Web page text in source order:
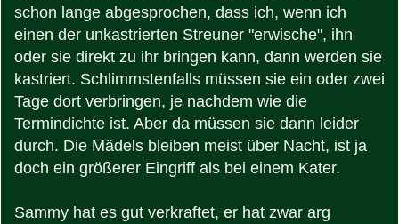
schon lange abgesprochen, dass ich, wenn ich
einen der unkastrierten Streuner "erwische", ihn
oder sie direkt zu ihr bringen kann, dann werden sie
kastriert. Schlimmstenfalls müssen sie ein oder zwei
Tage dort verbringen, je nachdem wie die
Termindichte ist. Aber da müssen sie dann leider
durch. Die Mädels bleiben meist über Nacht, ist ja
doch ein größerer Eingriff als bei einem Kater.
Sammy hat es gut verkraftet, er hat zwar arg